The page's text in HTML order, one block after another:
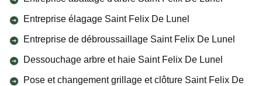
Entreprise élagage Saint Felix De Lunel
Entreprise de débroussaillage Saint Felix De Lunel
Dessouchage arbre et haie Saint Felix De Lunel
Pose et changement grillage et clôture Saint Felix De